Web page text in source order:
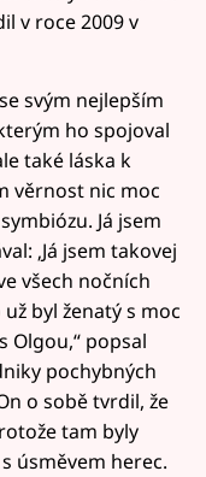
v roce 2009 v
svým nejlepším
ho spojoval
také láska k
věrnost nic moc
Já jsem
‚Já jsem takovej
všech nočních
byl ženatý s moc
Olgou,“ popsal
pochybných
o sobě tvrdil, že
tam byly
úsměvem herec.